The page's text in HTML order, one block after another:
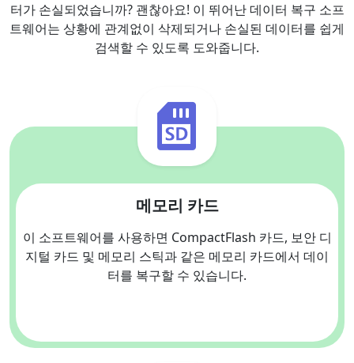
터가 손실되었습니까? 괜찮아요! 이 뛰어난 데이터 복구 소프
트웨어는 상황에 관계없이 삭제되거나 손실된 데이터를 쉽게
검색할 수 있도록 도와줍니다.
메모리 카드
이 소프트웨어를 사용하면 CompactFlash 카드, 보안 디
지털 카드 및 메모리 스틱과 같은 메모리 카드에서 데이
터를 복구할 수 있습니다.